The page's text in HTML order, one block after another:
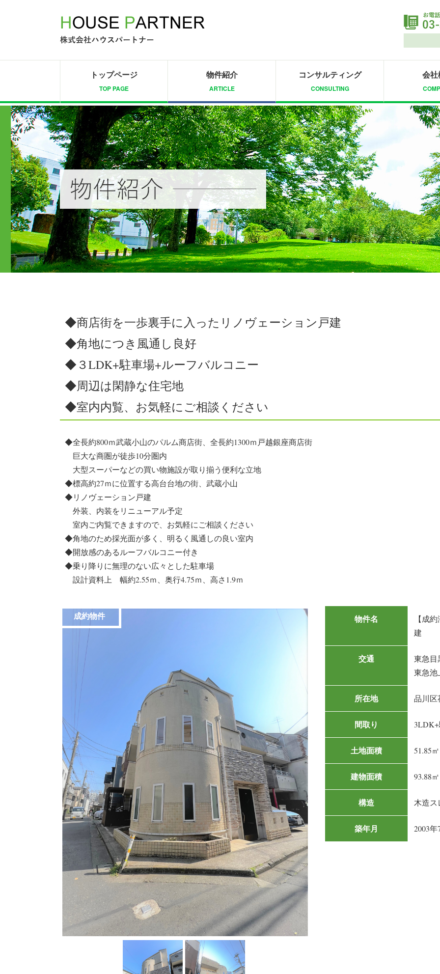
トップページ
TOP PAGE
物件紹介
ARTICLE
コンサルティング
CONSULTING
会
◆商店街を一歩裏手に入ったリノヴェーション戸建
◆角地につき風通し良好
◆３LDK+駐車場+ルーフバルコニー
◆周辺は閑静な住宅地
◆室内内覧、お気軽にご相談ください
◆全長約800ｍ武蔵小山のパルム商店街、全長約1300ｍ戸越銀座商店街
巨大な商圏が徒歩10分圏内
大型スーパーなどの買い物施設が取り揃う便利な立地
◆標高約27ｍに位置する高台台地の街、武蔵小山
◆リノヴェーション戸建
外装、内装をリニューアル予定
室内ご内覧できますので、お気軽にご相談ください
◆角地のため採光面が多く、明るく風通しの良い室内
◆開放感のあるルーフバルコニー付き
◆乗り降りに無理のない広々とした駐車場
設計資料上 幅約2.55ｍ、奥行4.75ｍ、高さ1.9ｍ
成約物件 物件名
【成
建
交通
東急
東急
所在地 品川区
間取り
土地面積 51.85㎡
建物面積 93.88㎡
構造 木造ス
築年月 2003